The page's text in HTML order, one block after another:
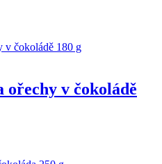
ořechy v čokoládě